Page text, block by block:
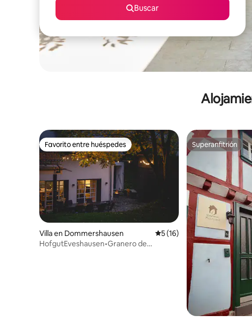
Buscar
Favorito entre huéspedes
Favorito entre huéspedes
Villa en Dommershausen Calificación promedio: 5 de
5 (16)
HofgutEveshausen•Granero de
Superanfitrión
Superanfitrión